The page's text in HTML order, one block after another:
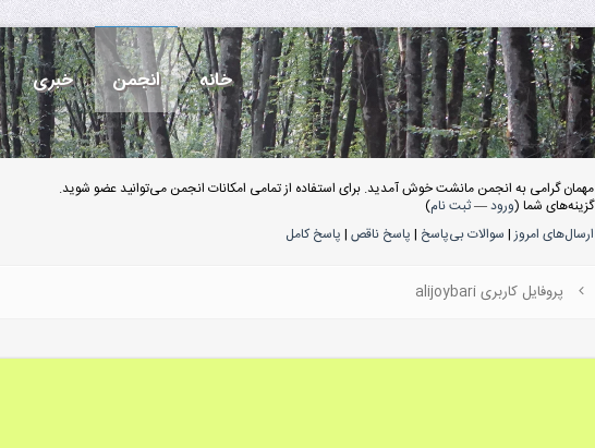
خانه انجمن خبری
مهمان گرامی به انجمن مانشت خوش آمدید. برای استفاده از تمامی امکانات انجمن می‌توانید عضو شوید.
گزینه‌های شما (ورود—ثبت نام)
ارسال‌های امروز| سوالات بی‌پاسخ | پاسخ ناقص | پاسخ کامل
پروفایل کاربری alijoybari